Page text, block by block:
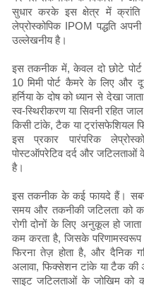
सुधार करके इस क्षेत्र में क्रांति
लेप्रोस्कोपिक IPOM पद्धति
उल्लेखनीय है।
इस तकनीक में, केवल दो छोटे
10 मिमी पोर्ट कैमरे के लिए और
हर्निया के दोष को ध्यान से देखा
स्व-स्थिरीकरण या सिवनी रहित
किसी टांके, टैक या ट्रांसफेशियल
इस प्रकार पारंपरिक
पोस्टऑपरेटिव दर्द और जटिलताओं
है।
इस तकनीक के कई फायदे हैं।
समय और तकनीकी जटिलता को
रोगी दोनों के लिए अनुकूल हो
कम करता है, जिसके परिणामस्वरूप
फिरना तेज़ होता है, और दैनिक
अलावा, फिक्सेशन टांके या टैक की
साइट जटिलताओं के जोखिम को